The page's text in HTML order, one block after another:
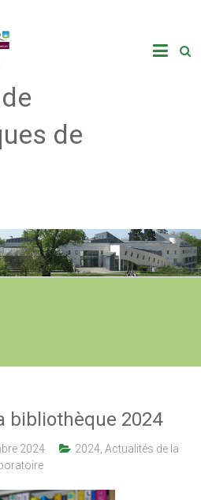
de
bibliothèque 2024
2024 2024 ,Actualités de la